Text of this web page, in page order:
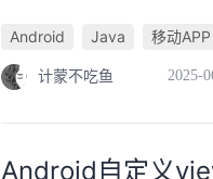
Android Java 移动APP
计蒙不吃鱼 2025-
Android自定义